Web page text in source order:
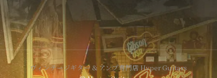
ヴィンテージギター & アンプ専門店 Hyper Guitars